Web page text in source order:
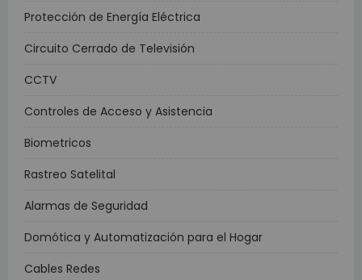
Protección de Energía Eléctrica
Circuito Cerrado de Televisión
CCTV
Controles de Acceso y Asistencia
Biometricos
Rastreo Satelital
Alarmas de Seguridad
Domótica y Automatización para el Hogar
Cables Redes